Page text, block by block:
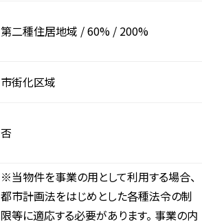
第二種住居地域 /60% / 200%
市街化区域
否
※当物件を事業の用として利用する場合、
都市計画法をはじめとした各種法令の制
限等に適応する必要があります。 事業の内